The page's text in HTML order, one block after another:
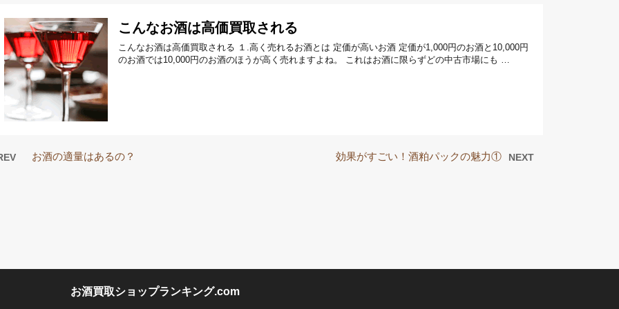
こんなお酒は高価買取される
こんなお酒は高価買取される １.高く売れるお酒とは 定価が高いお酒 定価が1,000円のお酒と10,000円
のお酒では10,000円のお酒のほうが高く売れますよね。 これはお酒に限らずどの中古市場にも …
お酒の適量はあるの？ NEXT
効果がすごい！酒粕パックの魅力①
お酒買取ショップランキング.com